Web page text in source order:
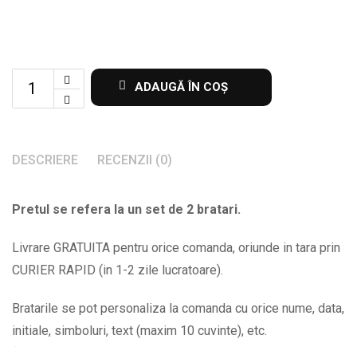
Set
gravate
mesaj
quantity
ADAUGĂ ÎN COȘ
DESCRIERE RECENZII (0)
Pretul se refera la un set de 2 bratari.
Livrare GRATUITA pentru orice comanda, oriunde in tara prin
CURIER RAPID (in 1-2 zile lucratoare).
Bratarile se pot personaliza la comanda cu orice nume, data,
initiale, simboluri, text (maxim 10 cuvinte), etc.